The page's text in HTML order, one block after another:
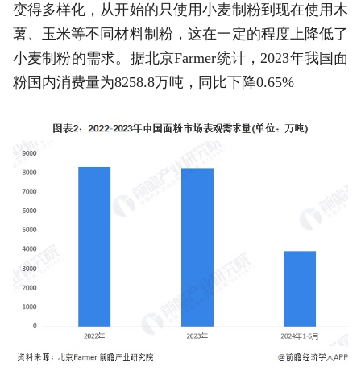
变得多样化，从开始的只使用小麦制粉到现在使用木
薯、玉米等不同材料制粉，这在一定的程度上降低了
小麦制粉的需求。据北京Farmer统计，2023年我国面
粉国内消费量为8258.8万吨，同比下降0.65%